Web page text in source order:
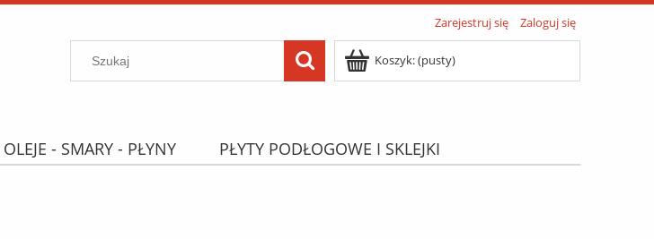
Zarejestruj się Zaloguj się
Koszyk:(pusty)
OLEJE - SMARY - PŁYNY
PŁYTY PODŁOGOWE I SKLEJKI